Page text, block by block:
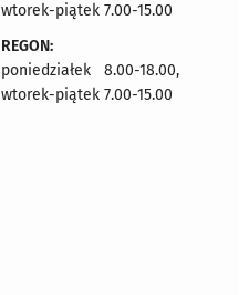
wtorek-piątek 7.00-15.00
REGON:
poniedziałek 8.00-18.00,
wtorek-piątek 7.00-15.00